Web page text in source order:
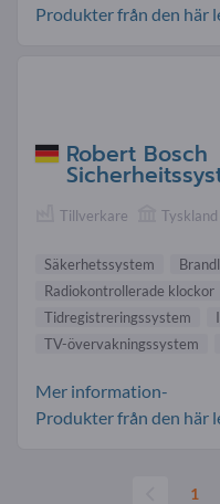
Produkter från den här
Robert Bosch
Tillverkare Tyskland
Säkerhetssystem
Radiokontrollerade klockor
Tidregistreringssystem
TV-övervakningssystem
Mer information-
Produkter från den här
1